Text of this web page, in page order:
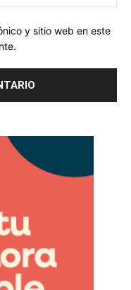
y sitio web en este